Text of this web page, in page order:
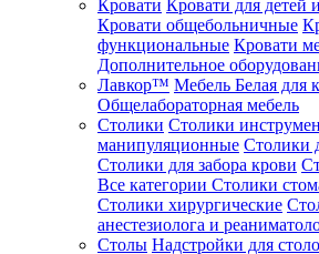
Кровати Кровати для детей
Кровати общебольничные
функциональные Кровати
Дополнительное
Лавкор™ Мебель Белая для
Общелабораторная мебель
Столики Столики
манипуляционные Столики
Столики для забора крови
Все категории Столики
Столики хирургические
анестезиолога и
Столы Надстройки для